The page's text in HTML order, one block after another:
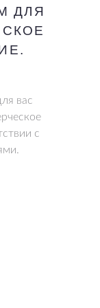
ДЛЯ
вас
с